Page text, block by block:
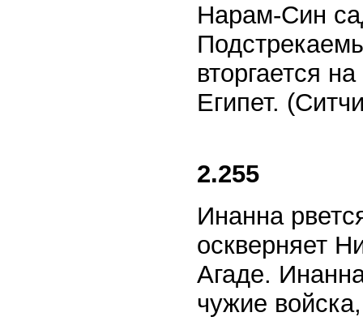
Нарам-Син
вторгается
Египет.
2.255
Инанна
оскверняет
Агаде.
чужие